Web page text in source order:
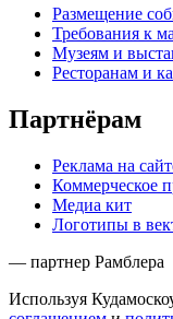
Размещение
Требования к
Музеям и
Ресторанам и
Партнёрам
Реклама на
Коммерческое
Медиа кит
Логотипы в
— партнер Рамблера
Используя